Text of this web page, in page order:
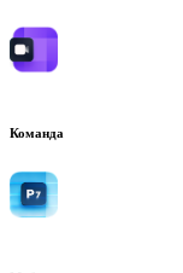
Команда